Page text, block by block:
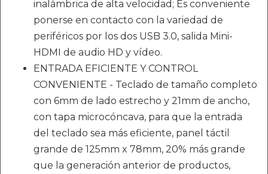
inalámbrica de alta velocidad; Es conveniente
ponerse en contacto con la variedad de
periféricos por los dos USB 3.0, salida Mini-
HDMI de audio HD y vídeo.
ENTRADA EFICIENTE Y CONTROL
CONVENIENTE - Teclado de tamaño completo
con 6mm de lado estrecho y 21mm de ancho,
con tapa microcóncava, para que la entrada
del teclado sea más eficiente, panel táctil
grande de 125mm x 78mm, 20% más grande
que la generación anterior de productos,